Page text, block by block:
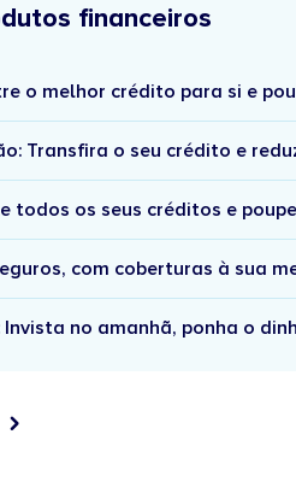
financeiros
o melhor crédito para si e
Transfira o seu crédito e
todos os seus créditos e
com coberturas à sua
Invista no amanhã, ponha o